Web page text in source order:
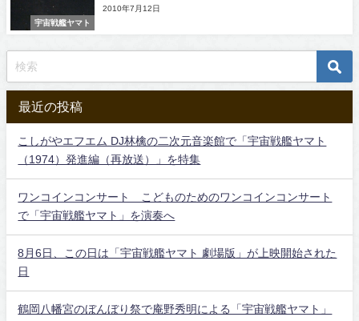
宇宙戦艦ヤマト
2010年7月12日
最近の投稿
こしがやエフエム DJ林檎の二次元音楽館で「宇宙戦艦ヤマト
（1974）発進編（再放送）」を特集
ワンコインコンサート こどものためのワンコインコンサート
で「宇宙戦艦ヤマト」を演奏へ
8月6日、この日は「宇宙戦艦ヤマト 劇場版」が上映開始された
日
鶴岡八幡宮のぼんぼり祭で庵野秀明による「宇宙戦艦ヤマト」